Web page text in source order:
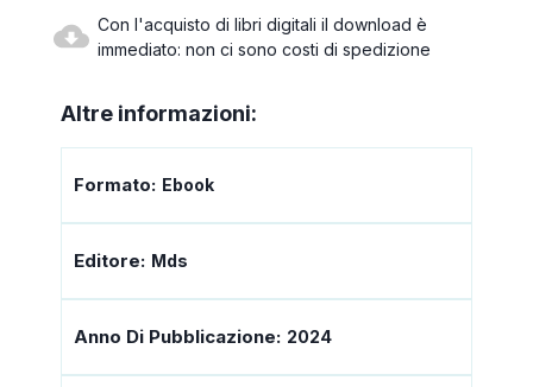
Con l'acquisto di libri digitali il download è
immediato: non ci sono costi di spedizione
Altre informazioni:
Formato: Ebook
Editore: Mds
Anno Di Pubblicazione: 2024